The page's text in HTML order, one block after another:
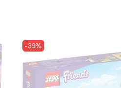
-39%